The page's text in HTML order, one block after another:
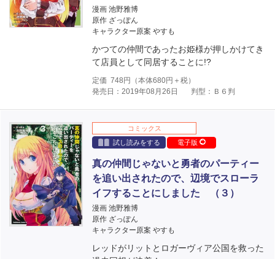
漫画 池野雅博
原作 ざっぽん
キャラクター原案 やすも
かつての仲間であったお姫様が押しかけてき
て店員として同居することに!?
定価 748 円（本体680円＋税）
発売日：2019年08月26日
判型：Ｂ６判
コミックス
試し読みをする
電子版
真の仲間じゃないと勇者のパーティー
を追い出されたので、辺境でスローラ
イフすることにしました （３）
漫画 池野雅博
原作 ざっぽん
キャラクター原案 やすも
レッドがリットとロガーヴィア公国を救った